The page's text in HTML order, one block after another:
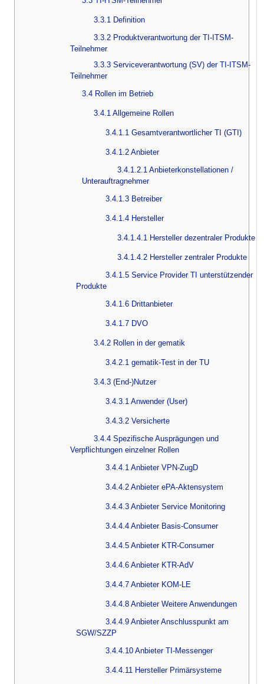
3.3.1 Definition
3.3.2 Produktverantwortung der TI-ITSM-
Teilnehmer
3.3.3 Serviceverantwortung (SV) der TI-ITSM-
Teilnehmer
3.4 Rollen im Betrieb
3.4.1 Allgemeine Rollen
3.4.1.1 Gesamtverantwortlicher TI (GTI)
3.4.1.2 Anbieter
3.4.1.2.1 Anbieterkonstellationen /
Unterauftragnehmer
3.4.1.3 Betreiber
3.4.1.4 Hersteller
3.4.1.4.1 Hersteller dezentraler Produkte
3.4.1.4.2 Hersteller zentraler Produkte
3.4.1.5 Service Provider TI unterstützender
Produkte
3.4.1.6 Drittanbieter
3.4.1.7 DVO
3.4.2 Rollen in der gematik
3.4.2.1 gematik-Test in der TU
3.4.3 (End-)Nutzer
3.4.3.1 Anwender (User)
3.4.3.2 Versicherte
3.4.4 Spezifische Ausprägungen und
Verpflichtungen einzelner Rollen
3.4.4.1 Anbieter VPN-ZugD
3.4.4.2 Anbieter ePA-Aktensystem
3.4.4.3 Anbieter Service Monitoring
3.4.4.4 Anbieter Basis-Consumer
3.4.4.5 Anbieter KTR-Consumer
3.4.4.6 Anbieter KTR-AdV
3.4.4.7 Anbieter KOM-LE
3.4.4.8 Anbieter Weitere Anwendungen
3.4.4.9 Anbieter Anschlusspunkt am
SGW/SZZP
3.4.4.10 Anbieter TI-Messenger
3.4.4.11 Hersteller Primärsysteme